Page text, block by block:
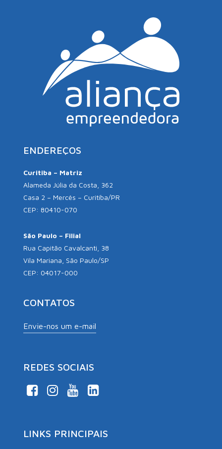
ENDEREÇOS
Curitiba – Matriz
Alameda Júlia da Costa, 362
Casa 2 – Mercês – Curitiba/PR
CEP: 80410-070
São Paulo – Filial
Rua Capitão Cavalcanti, 38
Vila Mariana, São Paulo/SP
CEP: 04017-000
CONTATOS
Envie-nos um e-mail
REDES SOCIAIS
LINKS PRINCIPAIS